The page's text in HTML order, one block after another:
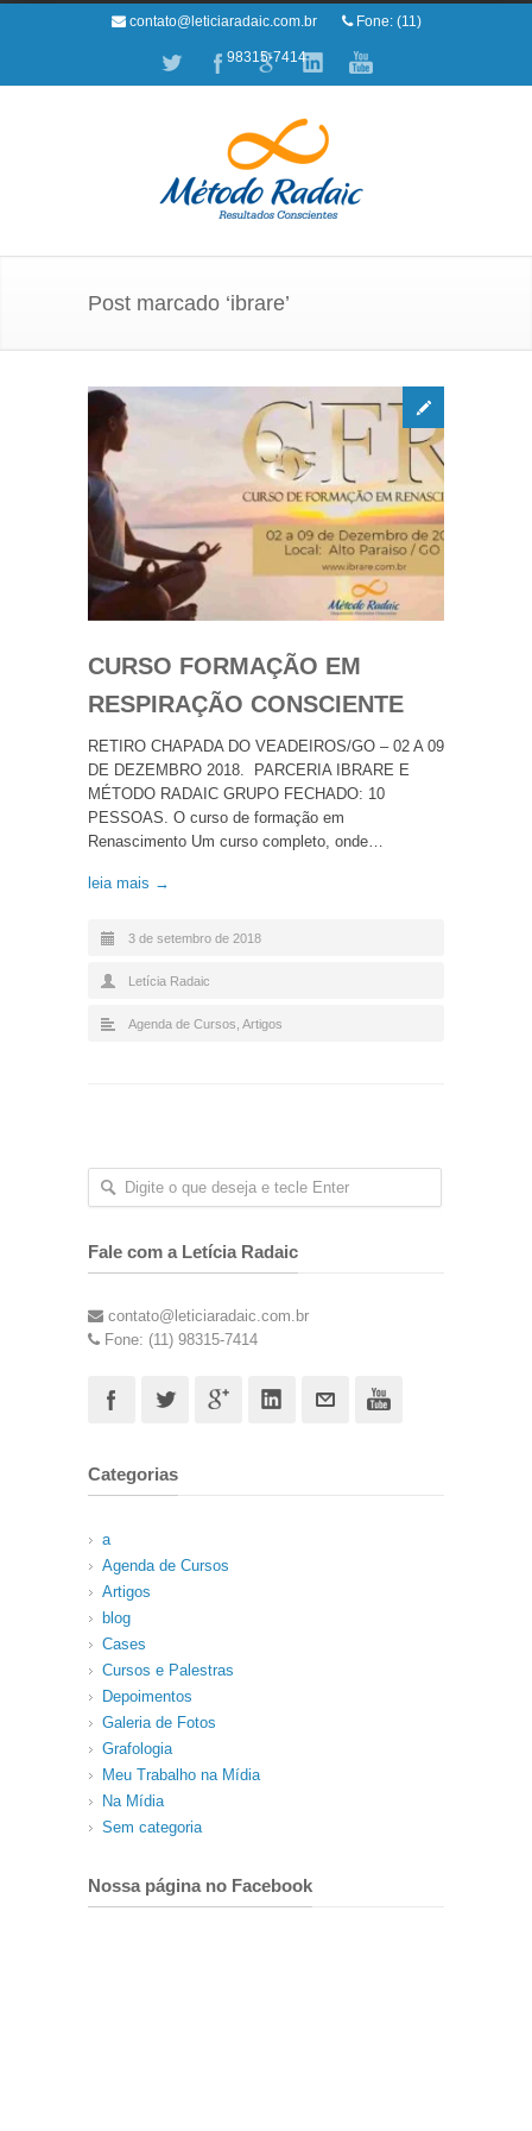
contato@leticiaradaic.com.br Fone: (11)
98315-7414
Post marcado ‘ibrare’
CURSO FORMAÇÃO EM
RESPIRAÇÃO CONSCIENTE
RETIRO CHAPADA DO VEADEIROS/GO – 02 A 09
DE DEZEMBRO 2018. PARCERIA IBRARE E
MÉTODO RADAIC GRUPO FECHADO: 10
PESSOAS. O curso de formação em
Renascimento Um curso completo, onde…
leia mais →
3 de setembro de 2018
Letícia Radaic
Agenda de Cursos Artigos
Fale com a Letícia Radaic
contato@leticiaradaic.com.br
Fone: (11) 98315-7414
Categorias
a
Agenda de Cursos
Artigos
blog
Cases
Cursos e Palestras
Depoimentos
Galeria de Fotos
Grafologia
Meu Trabalho na Mídia
Na Mídia
Sem categoria
Nossa página no Facebook